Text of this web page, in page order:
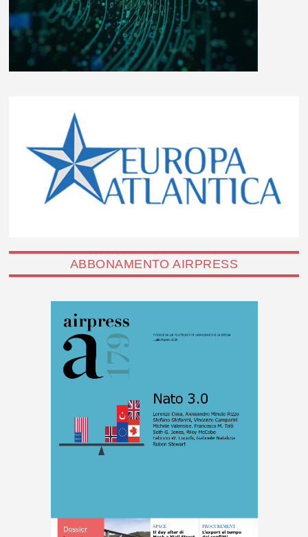
ABBONAMENTO AIRPRESS